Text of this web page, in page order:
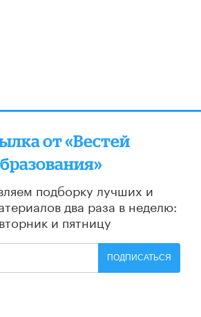
от «Вестей
подборку лучших и
два раза в неделю:
и пятницу
ПОДПИСАТЬСЯ